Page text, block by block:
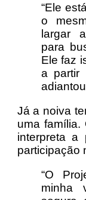
“Ele
o
largar
para
Ele faz
a partir
Já a noiva
uma família.
interpreta a
participação
“O
minha